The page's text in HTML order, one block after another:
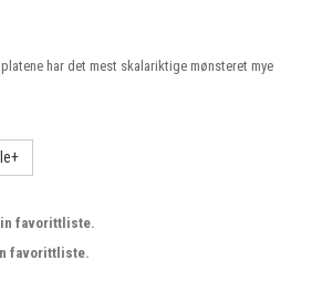
har det mest skalariktige mønsteret mye
favorittliste.
favorittliste.